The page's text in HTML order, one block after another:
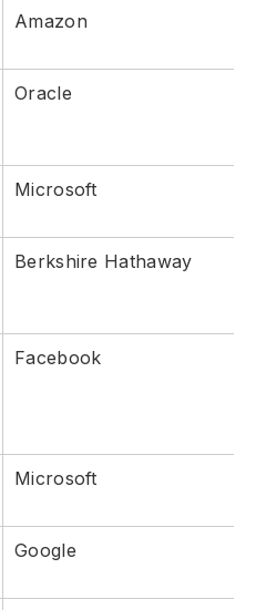
Amazon
Oracle
Microsoft
Berkshire Hathaway
Facebook
Microsoft
Google